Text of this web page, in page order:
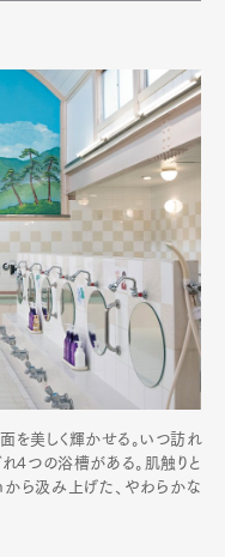
を美しく輝かせる。いつ訪れ
4つの浴槽がある。肌触りと
ら汲み上げた、やわらかな